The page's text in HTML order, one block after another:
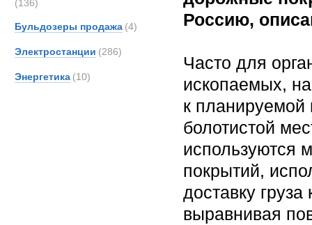
(136)
Бульдозеры продажа (4)
Электростанции (286)
Энергетика (10)
Россию,
Часто для
ископаемых,
к
болотистой
используются
покрытий,
доставку
выравнивая